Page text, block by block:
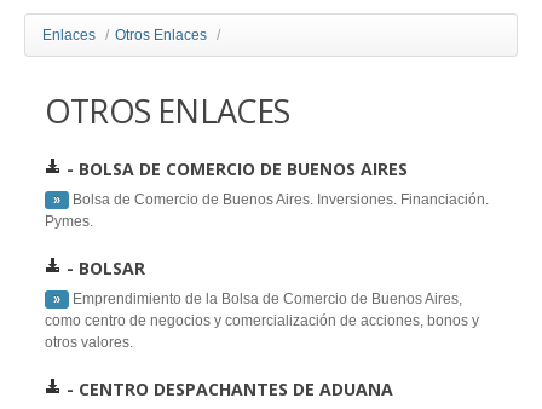
Enlaces / Otros Enlaces /
OTROS ENLACES
- BOLSA DE COMERCIO DE BUENOS AIRES
»
Bolsa de Comercio de Buenos Aires. Inversiones. Financiación.
Pymes.
- BOLSAR
»
Emprendimiento de la Bolsa de Comercio de Buenos Aires,
como centro de negocios y comercialización de acciones, bonos y
otros valores.
- CENTRO DESPACHANTES DE ADUANA